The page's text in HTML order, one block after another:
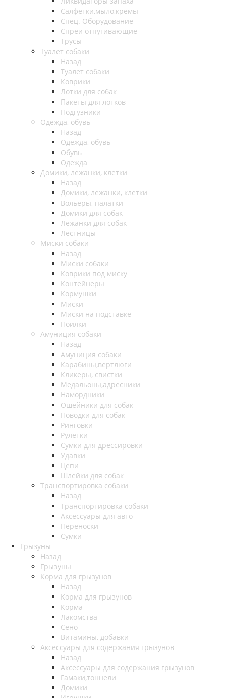
Салфетки,мыло,кремы
Спец. Оборудование
Спреи отпугивающие
Трусы
Туалет собаки
Назад
Туалет собаки
Коврики
Лотки для собак
Пакеты для лотков
Подгузники
Одежда, обувь
Назад
Одежда, обувь
Обувь
Одежда
Домики, лежанки, клетки
Назад
Домики, лежанки, клетки
Вольеры, палатки
Домики для собак
Лежанки для собак
Лестницы
Миски собаки
Назад
Миски собаки
Коврики под миску
Контейнеры
Кормушки
Миски
Миски на подставке
Поилки
Амуниция собаки
Назад
Амуниция собаки
Карабины,вертлюги
Кликеры, свистки
Медальоны,адресники
Намордники
Ошейники для собак
Поводки для собак
Ринговки
Рулетки
Сумки для дрессировки
Удавки
Цепи
Шлейки для собак
Транспортировка собаки
Назад
Транспортировка собаки
Аксессуары для авто
Переноски
Сумки
Грызуны
Назад
Грызуны
Корма для грызунов
Назад
Корма для грызунов
Корма
Лакомства
Сено
Витамины, добавки
Аксессуары для содержания грызунов
Назад
Аксессуары для содержания грызунов
Гамаки,тоннели
Домики